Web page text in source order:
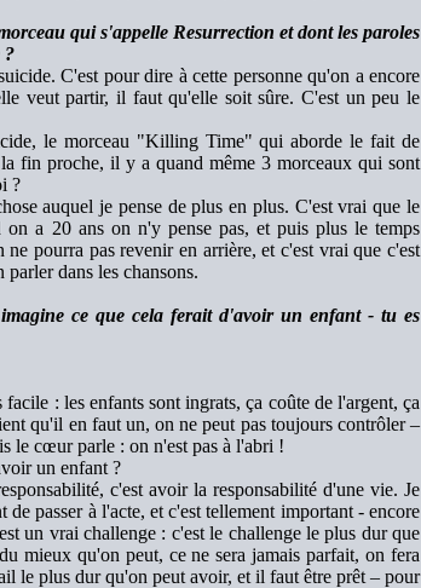
qui s'appelle Resurrection et dont les paroles
?
C'est pour dire à cette personne qu'on a encore
veut partir, il faut qu'elle soit sûre. C'est un peu le
le morceau "Killing Time" qui aborde le fait de
fin proche, il y a quand même 3 morceaux qui sont
?
auquel je pense de plus en plus. C'est vrai que le
a 20 ans on n'y pense pas, et puis plus le temps
pourra pas revenir en arrière, et c'est vrai que c'est
dans les chansons.
ce que cela ferait d'avoir un enfant - tu es
: les enfants sont ingrats, ça coûte de l'argent, ça
qu'il en faut un, on ne peut pas toujours contrôler –
le cœur parle : on n'est pas à l'abri !
un enfant ?
c'est avoir la responsabilité d'une vie. Je
passer à l'acte, et c'est tellement important - encore
un vrai challenge : c'est le challenge le plus dur que
mieux qu'on peut, ce ne sera jamais parfait, on fera
le plus dur qu'on peut avoir, et il faut être prêt – pour